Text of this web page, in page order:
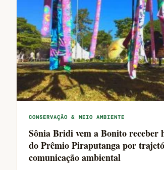
CONSERVAÇÃO & MEIO AMBIENTE
Sônia Bridi vem a Bonito receber
do Prêmio Piraputanga por
comunicação ambiental